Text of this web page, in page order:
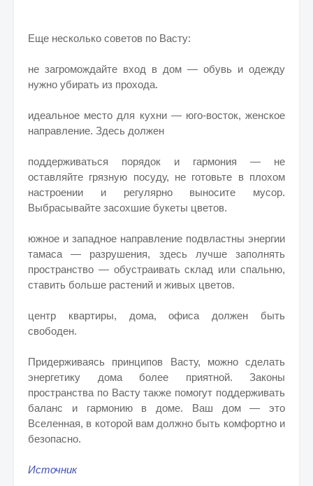
Еще несколько советов по Васту:
не загромождайте вход в дом — обувь и одежду
нужно убирать из прохода.
идеальное место для кухни — юго-восток, женское
направление. Здесь должен
поддерживаться порядок и гармония — не
оставляйте грязную посуду, не готовьте в плохом
настроении и регулярно выносите мусор.
Выбрасывайте засохшие букеты цветов.
южное и западное направление подвластны энергии
тамаса — разрушения, здесь лучше заполнять
пространство — обустраивать склад или спальню,
ставить больше растений и живых цветов.
центр квартиры, дома, офиса должен быть
свободен.
Придерживаясь принципов Васту, можно сделать
энергетику дома более приятной. Законы
пространства по Васту также помогут поддерживать
баланс и гармонию в доме. Ваш дом — это
Вселенная, в которой вам должно быть комфортно и
безопасно.
Источник